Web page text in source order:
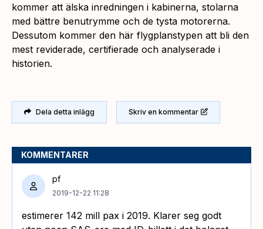
kommer att älska inredningen i kabinerna, stolarna
med bättre benutrymme och de tysta motorerna.
Dessutom kommer den här flygplanstypen att bli den
mest reviderade, certifierade och analyserade i
historien.
Dela detta inlägg Skriv en kommentar
KOMMENTARER
pf
2019-12-22 11:28
estimerer 142 mill pax i 2019. Klarer seg godt